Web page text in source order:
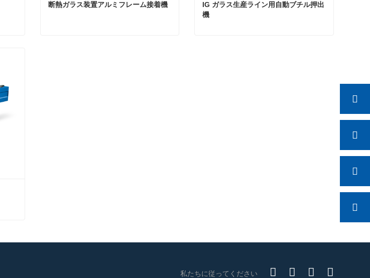
断熱ガラス装置アルミフレーム接着機
IG ガラス生産ライン用自動ブチル押出
機
私たちに従ってください